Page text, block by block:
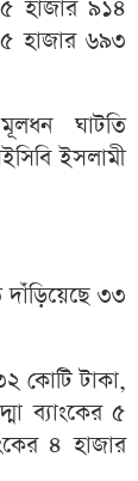
হাজার ৯১৪
হাজার ৬৯৩
ঘাটতি
ইসলামী
৩৩
কোটি টাকা,
ব্যাংকের ৫
৪ হাজার